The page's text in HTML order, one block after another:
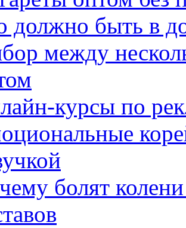
должно быть в
между
курсы по
болят